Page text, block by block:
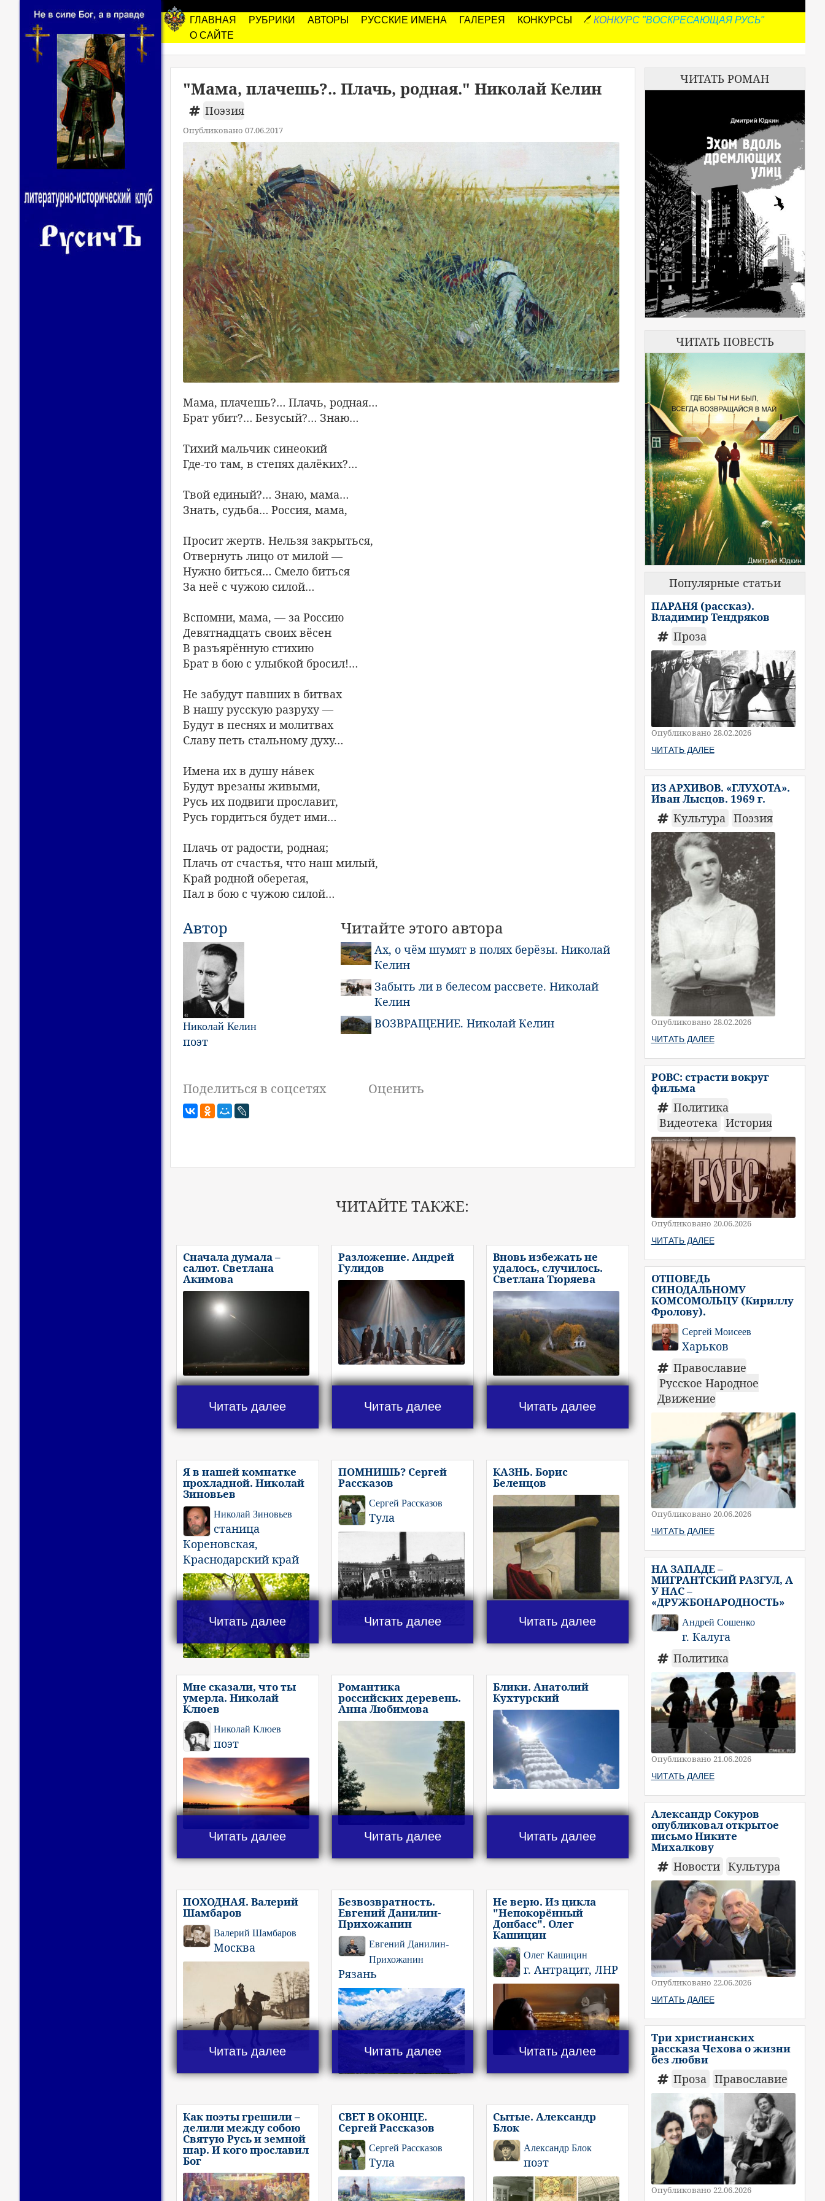
ГЛАВНАЯ РУБРИКИ АВТОРЫ РУССКИЕ ИМЕНА ГАЛЕРЕЯ КОНКУРСЫ
КОНКУРС "ВОСКРЕСАЮЩАЯ РУСЬ"
О САЙТЕ
"Мама, плачешь?.. Плачь, родная." Николай Келин
Поэзия
Опубликовано 07.06.2017
Мама, плачешь?… Плачь, родная…
Брат убит?… Безусый?… Знаю…
Тихий мальчик синеокий
Где-то там, в степях далёких?…
Твой единый?… Знаю, мама…
Знать, судьба… Россия, мама,
Просит жертв. Нельзя закрыться,
Отвернуть лицо от милой —
Нужно биться… Смело биться
За неё с чужою силой…
Вспомни, мама, — за Россию
Девятнадцать своих вёсен
В разъярённую стихию
Брат в бою с улыбкой бросил!…
Не забудут павших в битвах
В нашу русскую разруху —
Будут в песнях и молитвах
Славу петь стальному духу…
Имена их в душу на́век
Будут врезаны живыми,
Русь их подвиги прославит,
Русь гордиться будет ими…
Плачь от радости, родная;
Плачь от счастья, что наш милый,
Край родной оберегая,
Пал в бою с чужою силой…
Автор
Николай Келин
поэт
Читайте этого автора
Ах, о чём шумят в полях берёзы. Николай
Келин
Забыть ли в белесом рассвете. Николай
Келин
ВОЗВРАЩЕНИЕ. Николай Келин
Поделиться в соцсетях Оценить
ЧИТАЙТЕ ТАКЖЕ:
Сначала думала –
салют. Светлана
Акимова
Читать далее
Разложение. Андрей
Гулидов
Читать далее
Вновь избежать не
удалось, случилось.
Светлана Тюряева
Читать далее
Я в нашей комнатке
прохладной. Николай
Зиновьев
Николай Зиновьев
станица
Кореновская,
Краснодарский край
Читать далее
ПОМНИШЬ? Сергей
Рассказов
Сергей Рассказов
Тула
Читать далее
КАЗНЬ. Борис
Беленцов
Читать далее
Мне сказали, что ты
умерла. Николай
Клюев
Николай Клюев
поэт
Читать далее
Романтика
российских деревень.
Анна Любимова
Читать далее
Блики. Анатолий
Кухтурский
Читать далее
ПОХОДНАЯ. Валерий
Шамбаров
Валерий Шамбаров
Москва
Читать далее
Безвозвратность.
Евгений Данилин-
Прихожанин
Евгений Данилин-
Прихожанин
Рязань
Читать далее
Не верю. Из цикла
"Непокорённый
Донбасс". Олег
Кашицин
Олег Кашицин
г. Антрацит, ЛНР
Читать далее
Как поэты грешили –
делили между собою
Святую Русь и земной
шар. И кого прославил
Бог
СВЕТ В ОКОНЦЕ.
Сергей Рассказов
Сергей Рассказов
Тула
Сытые. Александр
Блок
Александр Блок
поэт
ЧИТАТЬ РОМАН
ЧИТАТЬ ПОВЕСТЬ
Популярные статьи
ПАРАНЯ (рассказ).
Владимир Тендряков
Проза
Опубликовано 28.02.2026
ЧИТАТЬ ДАЛЕЕ
ИЗ АРХИВОВ. «ГЛУХОТА».
Иван Лысцов. 1969 г.
Культура Поэзия
Опубликовано 28.02.2026
ЧИТАТЬ ДАЛЕЕ
РОВС: страсти вокруг
фильма
Политика
Видеотека История
Опубликовано 20.06.2026
ЧИТАТЬ ДАЛЕЕ
ОТПОВЕДЬ
СИНОДАЛЬНОМУ
КОМСОМОЛЬЦУ (Кириллу
Фролову).
Сергей Моисеев
Харьков
Православие
Русское Народное
Движение
Опубликовано 20.06.2026
ЧИТАТЬ ДАЛЕЕ
НА ЗАПАДЕ –
МИГРАНТСКИЙ РАЗГУЛ, А
У НАС –
«ДРУЖБОНАРОДНОСТЬ»
Андрей Сошенко
г. Калуга
Политика
Опубликовано 21.06.2026
ЧИТАТЬ ДАЛЕЕ
Александр Сокуров
опубликовал открытое
письмо Никите
Михалкову
Новости Культура
Опубликовано 22.06.2026
ЧИТАТЬ ДАЛЕЕ
Три христианских
рассказа Чехова о жизни
без любви
Проза Православие
Опубликовано 22.06.2026